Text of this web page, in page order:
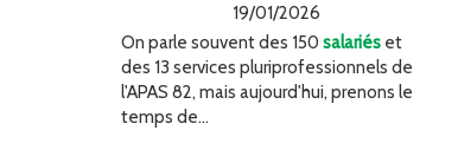
19/01/2026
On parle souvent des 150 salariés et
des 13 services pluriprofessionnels de
l'APAS 82, mais aujourd'hui, prenons le
temps de...